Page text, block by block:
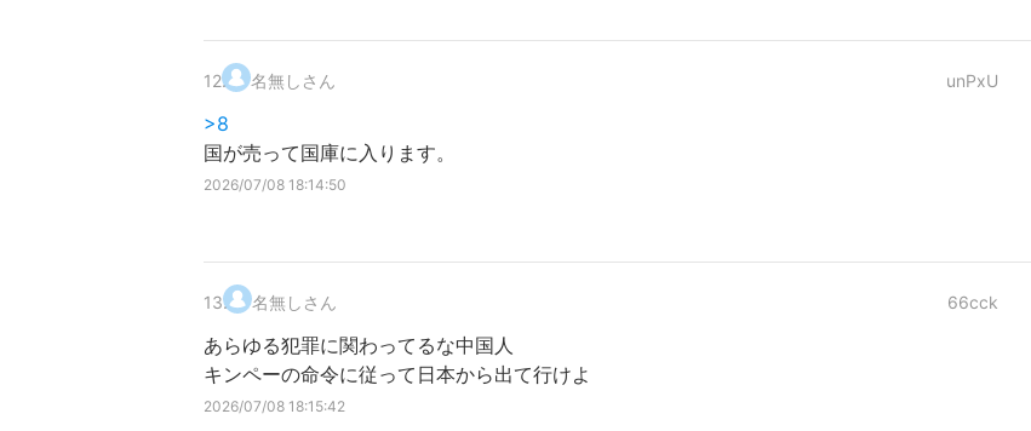
12. 名無しさん unPxU
>8
国が売って国庫に入ります。
2026/07/08 18:14:50
13. 名無しさん 66cck
あらゆる犯罪に関わってるな中国人
キンペーの命令に従って日本から出て行けよ
2026/07/08 18:15:42